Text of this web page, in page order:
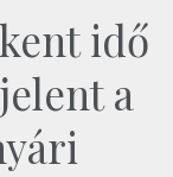
idő
a